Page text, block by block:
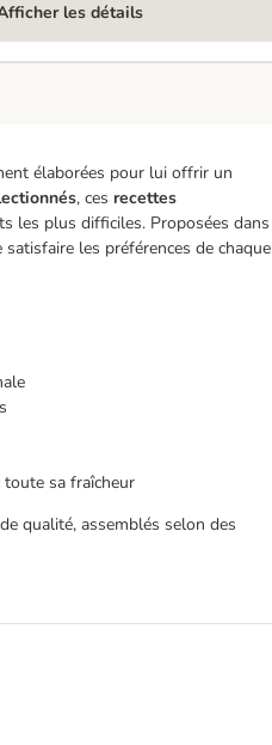
les détails
élaborées pour lui offrir un
, ces recettes
les plus difficiles. Proposées dans
les préférences de chaque
sa fraîcheur
qualité, assemblés selon des